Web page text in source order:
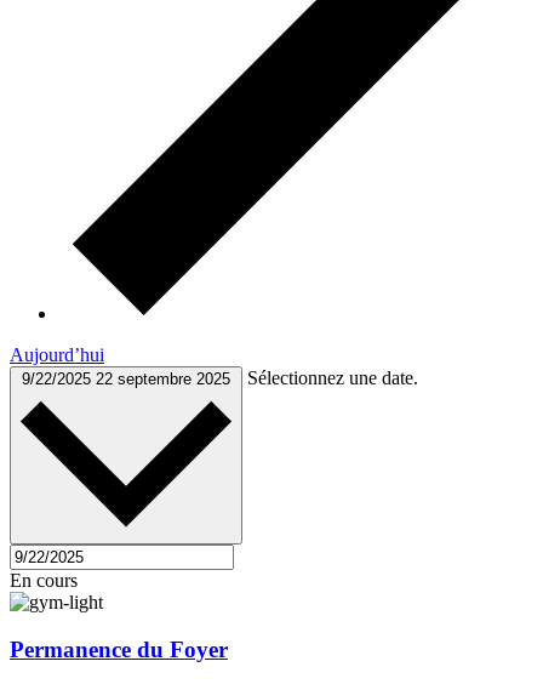
Aujourd’hui
9/22/2025 22 septembre 2025 Sélectionnez une date.
En cours
Permanence du Foyer